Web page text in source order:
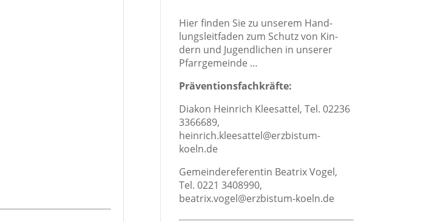
Hier fin­den Sie zu unse­rem Hand­
lungs­leit­fa­den zum Schutz von Kin­
dern und Jugend­li­chen in unse­rer
Pfarrgemeinde …
Prä­ven­ti­ons­fach­kräf­te:
Dia­kon Hein­rich Klee­sat­tel, Tel. 02236
3366689,
heinrich.kleesattel@erzbistum-
koeln.de
Gemein­de­re­fe­ren­tin Bea­trix Vogel,
Tel. 0221 3408990,
beatrix.vogel@erzbistum-koeln.de